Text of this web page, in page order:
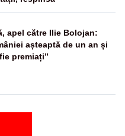
apel către Ilie Bolojan:
așteaptă de un an și
premiați”